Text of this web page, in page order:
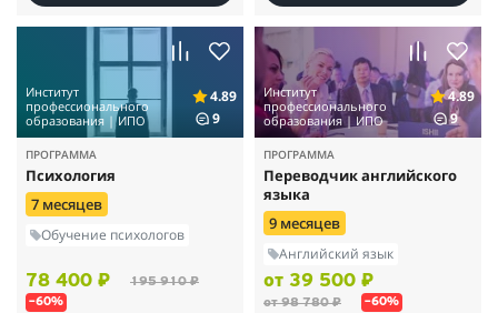
Институт
профессионального
образования | ИПО
4.89
9
ПРОГРАММА
Психология
7 месяцев
Обучение психологов
78 400 ₽ 195 910 ₽
–60%
Институт
профессионального
образования | ИПО
4.89
9
ПРОГРАММА
Переводчик английского
языка
9 месяцев
Английский язык
от 39 500 ₽
от 98 780 ₽ –60%